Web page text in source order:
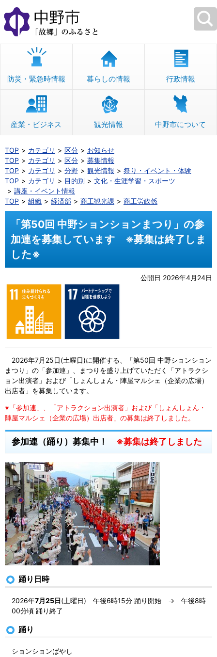
本
文
へ
移
防災・緊急時情報 暮らしの情報 行政情報
産業・ビジネス 観光情報 中野市について
TOP カテゴリ 区分
お知らせ
TOP
カテゴリ 区分
募集情報
TOP
カテゴリ 分野 観光情報
祭り・イベント・体験
TOP
カテゴリ 目的別
文化・生涯学習・スポーツ
講座・イベント情報
TOP
組織 経済部 商工観光課 商工労政係
「第50回 中野ションションまつり」の参
加連を募集しています ※募集は終了しま
した※
公開日 2026年4月24日
2026年7月25日(土曜日)に開催する、「第50回 中野ションション
まつり」の「参加連」、まつりを盛り上げていただく「アトラクシ
ョン出演者」および「しょんしょん・陣屋マルシェ（企業の広場）
出店者」を募集しています。
※「参加連」、「アトラクション出演者」および「しょんしょん・
陣屋マルシェ（企業の広場）出店者」の募集は終了しました。
参加連（踊り）募集中！ ※募集は終了しました
踊り日時
2026年7月25日(土曜日) 午後6時15分 踊り開始 → 午後8時
00分頃 踊り終了
踊り
ションションばやし